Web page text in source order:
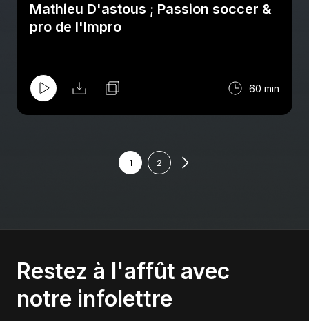
Mathieu D'astous ; Passion soccer &
pro de l'Impro
60 min
1 2
Restez à l'affût avec
notre infolettre